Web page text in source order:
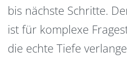
bis nächste Schritte.
ist für komplexe
die echte Tiefe